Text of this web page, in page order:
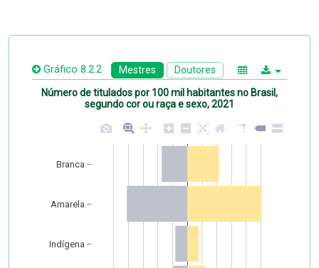
Gráfico 8.2.2 Mestres Doutores
Número de titulados por 100 mil habitantes no Brasil,
segundo cor ou raça e sexo, 2021
Indígena
Amarela
Branca